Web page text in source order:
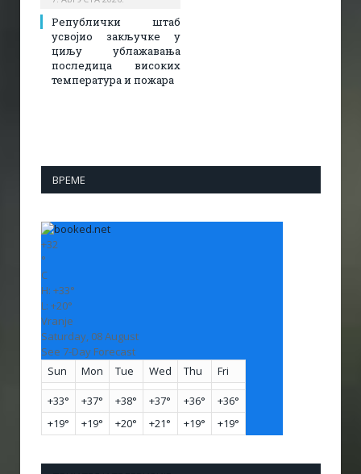
Републички штаб
усвојио закључке у
циљу ублажавања
последица високих
температура и пожара​
ВРЕМЕ
+32
°
C
H: +33°
L: +20°
Vranje
Saturday, 08 August
See 7-Day Forecast
Sun
Mon Tue Wed Thu Fri
+33° +37° +38° +37° +36° +36°
+19° +19° +20° +21° +19° +19°